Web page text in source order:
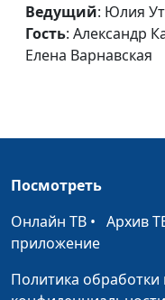
Божья любовь и
До каких пор Бог
прощать наши
Ведущий: Юлия
Гость: Александр
Елена Варнавская
Посмотреть
Онлайн ТВ • Архив
приложение
Политика